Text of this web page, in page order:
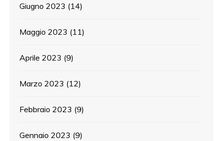
Giugno 2023 (14)
Maggio 2023 (11)
Aprile 2023 (9)
Marzo 2023 (12)
Febbraio 2023 (9)
Gennaio 2023 (9)